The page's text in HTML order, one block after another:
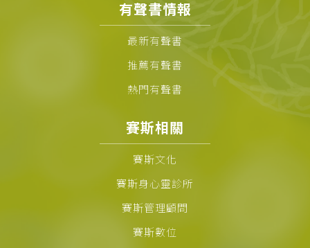
有聲書情報
最新有聲書
推薦有聲書
熱門有聲書
賽斯相關
賽斯文化
賽斯身心靈診所
賽斯管理顧問
賽斯數位